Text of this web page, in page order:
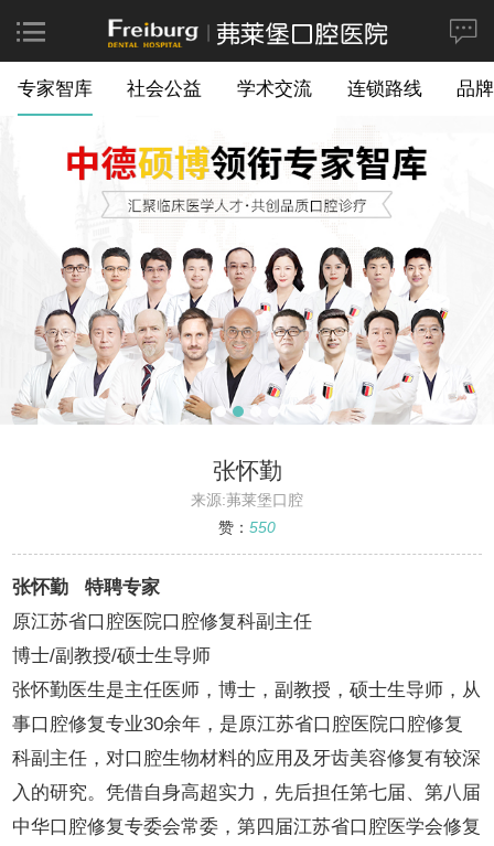
专家智库 社会公益 学术交流 连锁路线 品
张怀勤
来源:茀莱堡口腔
赞： 550
张怀勤 特聘专家
原江苏省口腔医院口腔修复科副主任
博士/副教授/硕士生导师
张怀勤医生是主任医师，博士，副教授，硕士生导师，从
事口腔修复专业30余年，是原江苏省口腔医院口腔修复
科副主任，对口腔生物材料的应用及牙齿美容修复有较深
入的研究。凭借自身高超实力，先后担任第七届、第八届
中华口腔修复专委会常委，第四届江苏省口腔医学会修复